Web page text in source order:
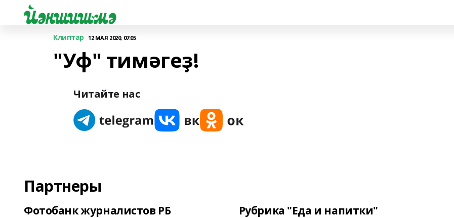
Клиптар 12 МАЯ 2020, 07:05
"Уф" тимәгеҙ!
Читайте нас
Партнеры
Фотобанк журналистов РБ Рубрика "Еда и напитки"